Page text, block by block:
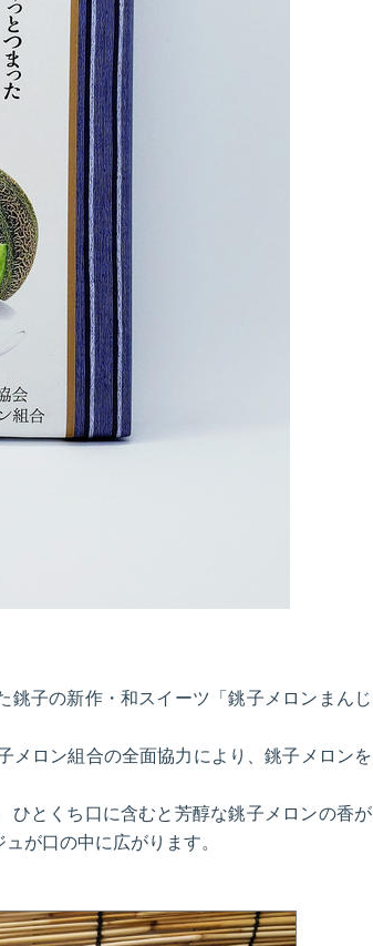
子の新作・和スイーツ「銚子メロンまんじ
メロン組合の全面協力により、銚子メロンを
ひとくち口に含むと芳醇な銚子メロンの香が
が口の中に広がります。